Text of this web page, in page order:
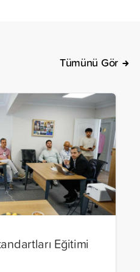
Tümünü Gör
Eğitimi